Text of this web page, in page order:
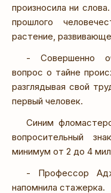
произносила ни
прошлого
растение,
- Совершенно
вопрос о тайне
разглядывая свой
первый человек.
Синим
вопросительный
минимум от 2 до 4
- Профессор
напомнила стажерка.